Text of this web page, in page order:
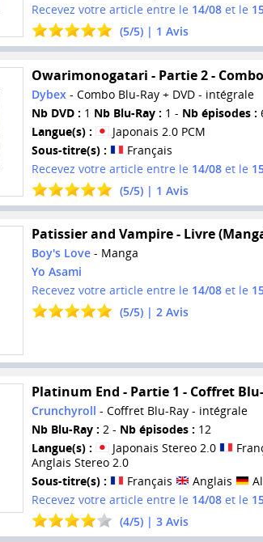
Recevez votre article entre le 14/08et le
(5/5) | 1 Avis
Owarimonogatari - Partie 2 -
Dybex - Combo Blu-Ray + DVD - intégrale
Nb DVD : 1 Nb Blu-Ray : 1 - Nb épisodes :
Langue(s) :
Japonais 2.0 PCM
Sous-titre(s) :
Français
Recevez votre article entre le 14/08et le
(5/5) | 1 Avis
Patissier and Vampire - Livre
Boy's Love- Manga
Yo Asami
Recevez votre article entre le 14/08et le
(5/5) | 2Avis
Platinum End - Partie 1 - Coffret
Crunchyroll - Coffret Blu-Ray - intégrale
Nb Blu-Ray : 2 - Nb épisodes : 12
Langue(s) :
Japonais Stereo 2.0
Anglais Stereo 2.0
Sous-titre(s) :
Français Anglais
Recevez votre article entre le 14/08et le
(4/5) | 3Avis